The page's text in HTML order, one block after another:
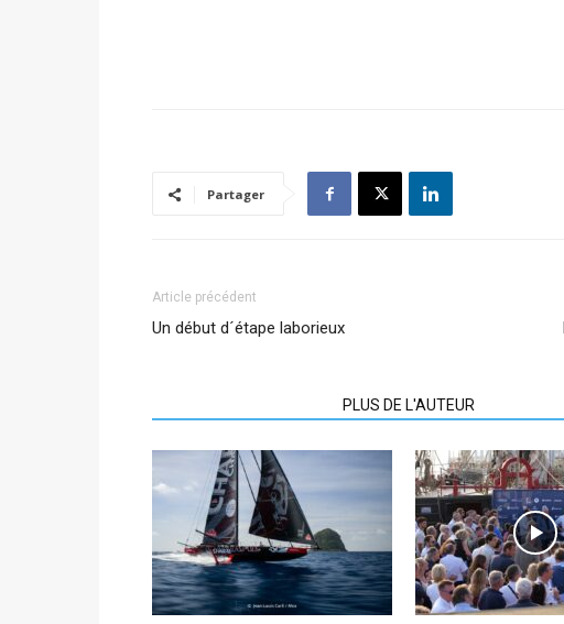
Partager
Article précédent
Un début d´étape laborieux
PLUS DE L'AUTEUR